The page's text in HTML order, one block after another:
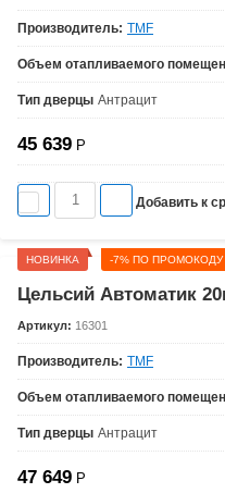
Производитель: TMF
Объем отапливаемого
Тип дверцы Антрацит
45 639 Р
Добавить к
НОВИНКА -7% ПО
Цельсий Автоматик
Артикул: 16301
Производитель: TMF
Объем отапливаемого
Тип дверцы Антрацит
47 649 Р